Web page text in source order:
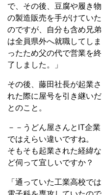
で、その後、豆腐や履き物
の製造販売を手がけていた
のですが、自分も含め兄弟
は全員県外へ就職してしま
ったため父の代で営業を終
了しました。」
その後、藤田社長が起業さ
れた際に屋号を引き継いだ
とのこと。
－－うどん屋さんとIT企業
ではえらい違いですね。
そもそも起業された経緯な
ど伺って宜しいですか？
「通っていた工業高校では